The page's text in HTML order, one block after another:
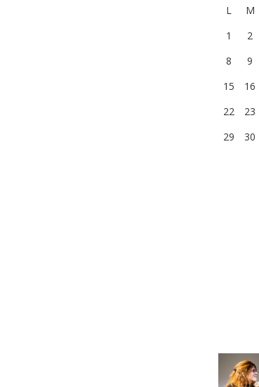
L M
1
2
8
9
15
16
22
23
29
30